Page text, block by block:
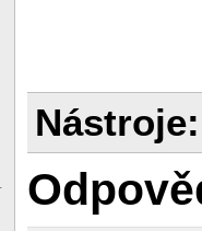
Nástroje: